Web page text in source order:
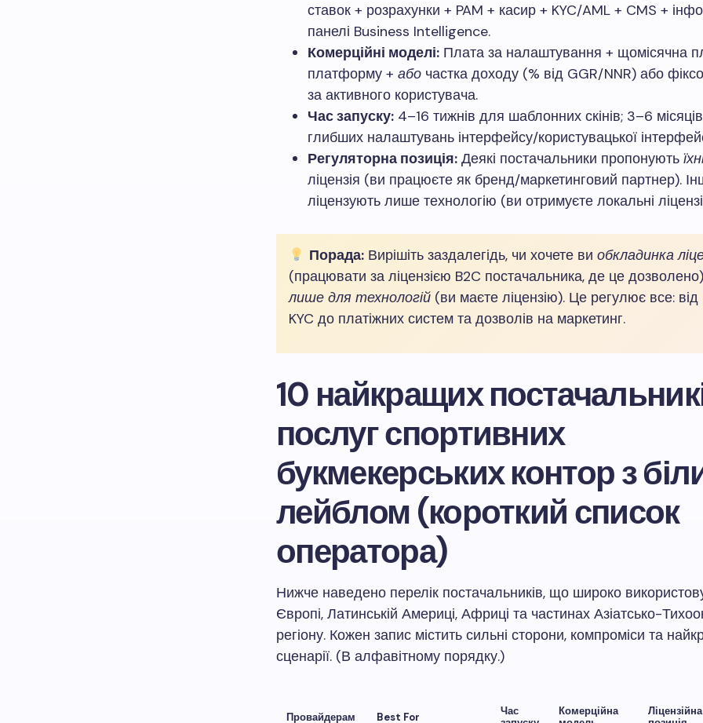
ставок + розрахунки + PAM + касир + KYC/AML + CMS +
панелі Business Intelligence.
Комерційні моделі: Плата за налаштування + щомісячна
платформу + або частка доходу (% від GGR/NNR) або
за активного користувача.
Час запуску: 4–16 тижнів для шаблонних скінів; 3–6
глибших налаштувань інтерфейсу/користувацької
Регуляторна позиція: Деякі постачальники пропонують
ліцензія (ви працюєте як бренд/маркетинговий партнер).
ліцензують лише технологію (ви отримуєте локальні
Порада:Вирішіть заздалегідь, чи хочете ви обкладинка
(працювати за ліцензією B2C постачальника, де це
лише для технологій (ви маєте ліцензію). Це регулює все: від
KYC до платіжних систем та дозволів на маркетинг.
10 найкращих
послуг спортивних
букмекерських контор з
лейблом (короткий список
оператора)
Нижче наведено перелік постачальників, що широко
Європі, Латинській Америці, Африці та частинах Азіатсько-
регіону. Кожен запис містить сильні сторони, компроміси та
сценарії. (В алфавітному порядку.)
Провайдерам Best For
Час
Комерційна
Ліцензійна